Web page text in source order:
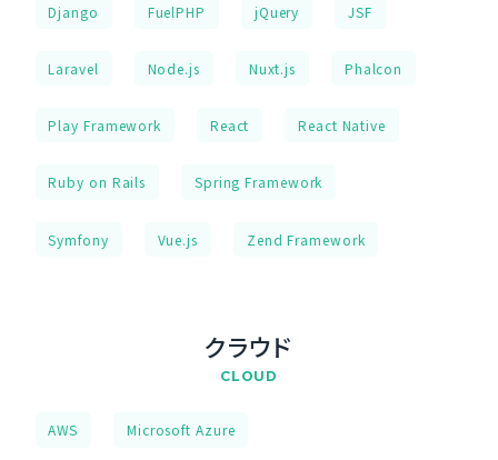
Django FuelPHP jQuery JSF
Laravel Node.js Nuxt.js Phalcon
Play Framework React React Native
Ruby on Rails Spring Framework
Symfony Vue.js Zend Framework
クラウド
CLOUD
AWS Microsoft Azure